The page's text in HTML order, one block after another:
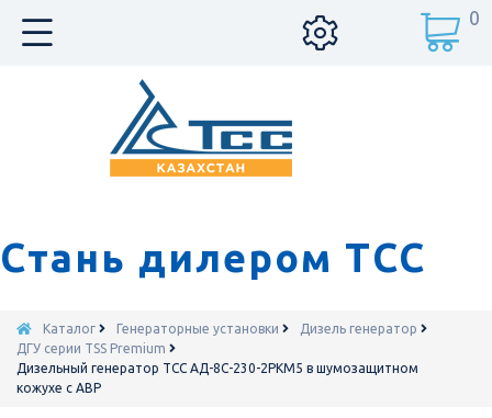
Стань дилером ТСС
0
Каталог Генераторные установки
Дизель генератор
ДГУ серии TSS Premium
Дизельный генератор ТСС АД-8С-230-2РКМ5 в шумозащитном
кожухе с АВР